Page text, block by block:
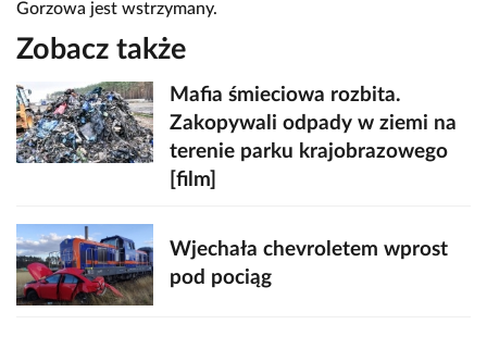
Gorzowa jest wstrzymany.
Zobacz także
Mafia śmieciowa rozbita.
Zakopywali odpady w ziemi na
terenie parku krajobrazowego
[film]
Wjechała chevroletem wprost
pod pociąg